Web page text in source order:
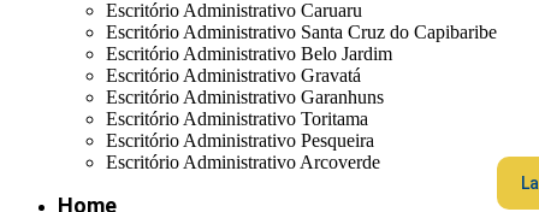
Escritório Administrativo Caruaru
Escritório Administrativo Santa Cruz do Capibaribe
Escritório Administrativo Belo Jardim
Escritório Administrativo Gravatá
Escritório Administrativo Garanhuns
Escritório Administrativo Toritama
Escritório Administrativo Pesqueira
Escritório Administrativo Arcoverde
Home